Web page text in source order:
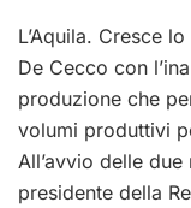
L’Aquila. Cresce
De Cecco con
produzione che
volumi produttivi
All’avvio delle
presidente della